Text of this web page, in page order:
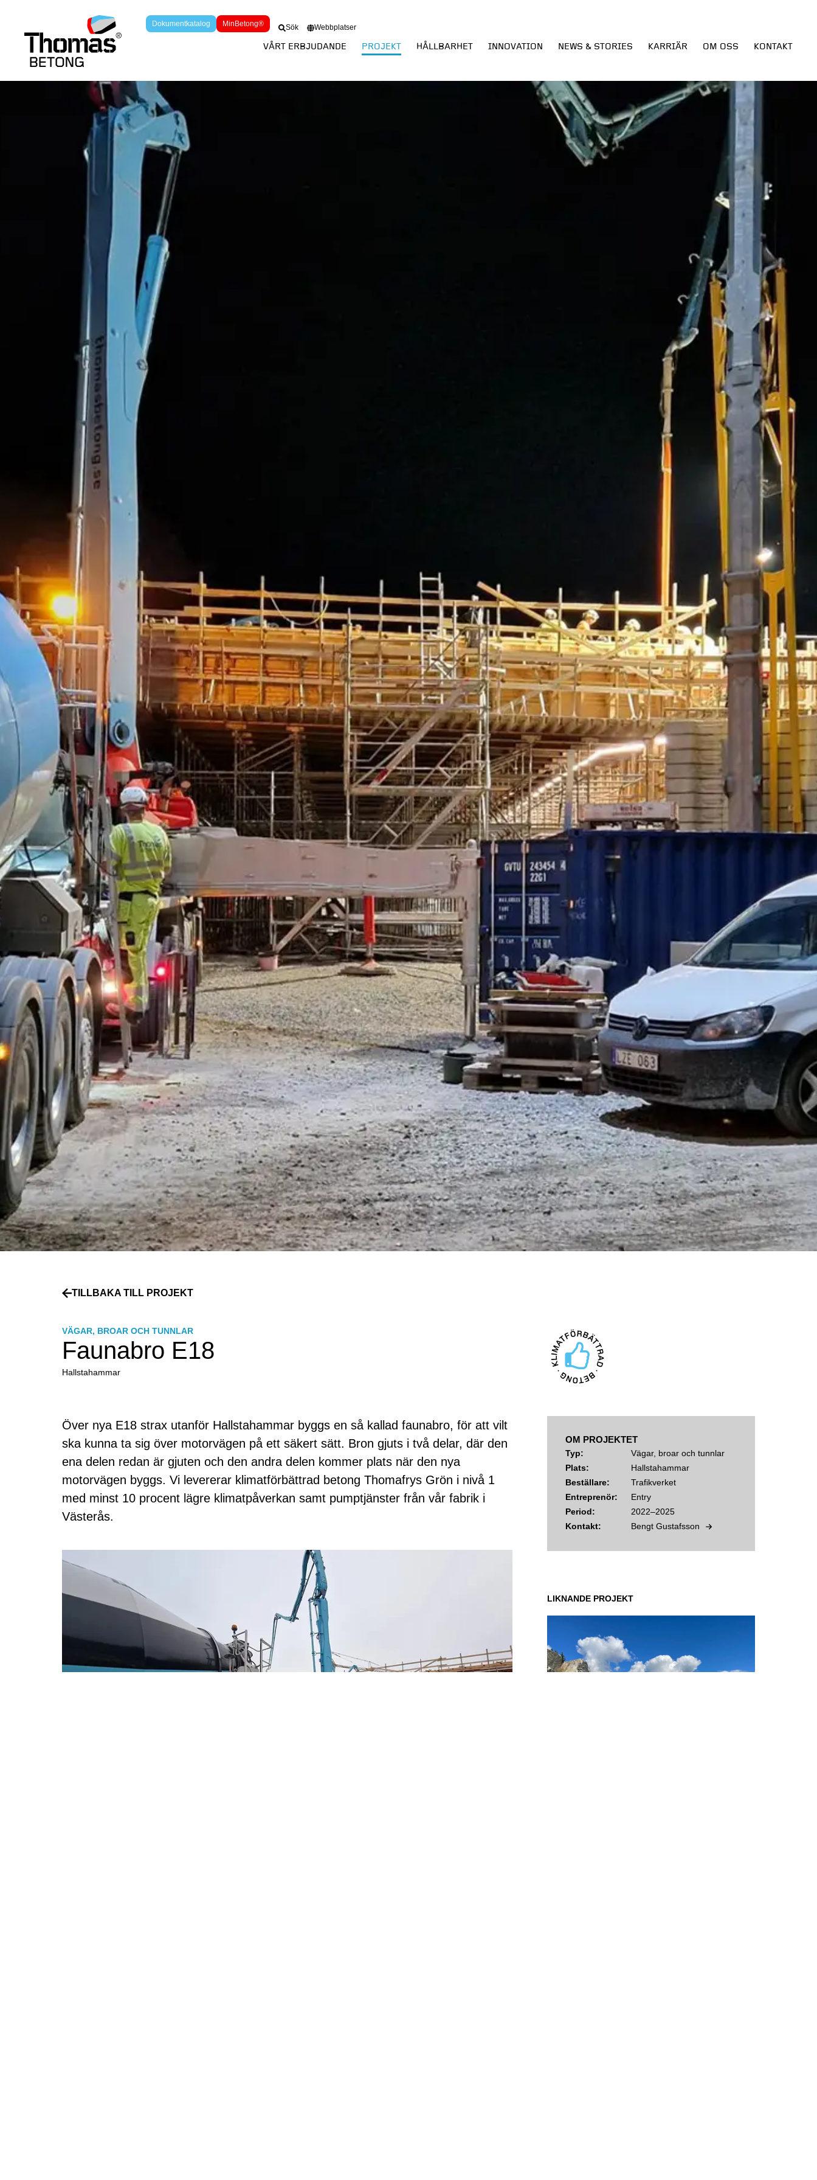
Dokumentkatalog MinBetong® Sök Webbplatser
VÅRT ERBJUDANDE PROJEKT HÅLLBARHET INNOVATION NEWS & STORIES KARRIÄR OM OSS KONTAKT
TILLBAKA TILL PROJEKT
VÄGAR, BROAR OCH TUNNLAR
Faunabro E18
Hallstahammar
Över nya E18 strax utanför Hallstahammar byggs en så kallad faunabro, för att vilt
ska kunna ta sig över motorvägen på ett säkert sätt. Bron gjuts i två delar, där den
ena delen redan är gjuten och den andra delen kommer plats när den nya
motorvägen byggs. Vi levererar klimatförbättrad betong Thomafrys Grön i nivå 1
med minst 10 procent lägre klimatpåverkan samt pumptjänster från vår fabrik i
Västerås.
OM PROJEKTET
Typ:
Vägar, broar och tunnlar
Plats:
Hallstahammar
Beställare:
Trafikverket
Entreprenör:
Entry
Period:
2022–2025
Kontakt:
Bengt Gustafsson
LIKNANDE PROJEKT